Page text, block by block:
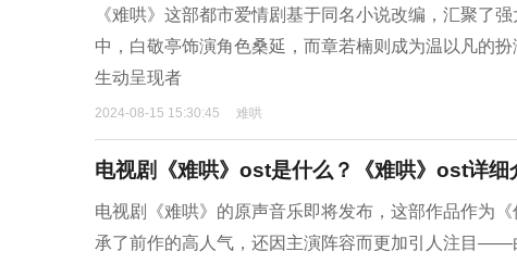
《难哄》这部都市爱情剧基于同名小说改编，汇聚了
中，白敬亭饰演角色桑延，而章若楠则成为温以凡的
生动呈现者
2024-08-15 15:30:45 难哄
电视剧《难哄》ost是什么？《难哄》ost详细
电视剧《难哄》的原声音乐即将发布，这部作品作为
承了前作的高人气，还因主演阵容而更加引人注目——